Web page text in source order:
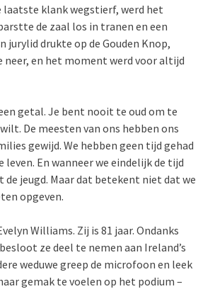
laatste klank wegstierf, werd het
de zaal los in tranen en een
jurylid drukte op de Gouden Knop,
en het moment werd voor altijd
getal. Je bent nooit te oud om te
De meesten van ons hebben ons
gewijd. We hebben geen tijd gehad
En wanneer we eindelijk de tijd
jeugd. Maar dat betekent niet dat we
opgeven.
Williams. Zij is 81 jaar. Ondanks
ze deel te nemen aan Ireland’s
weduwe greep de microfoon en leek
gemak te voelen op het podium –